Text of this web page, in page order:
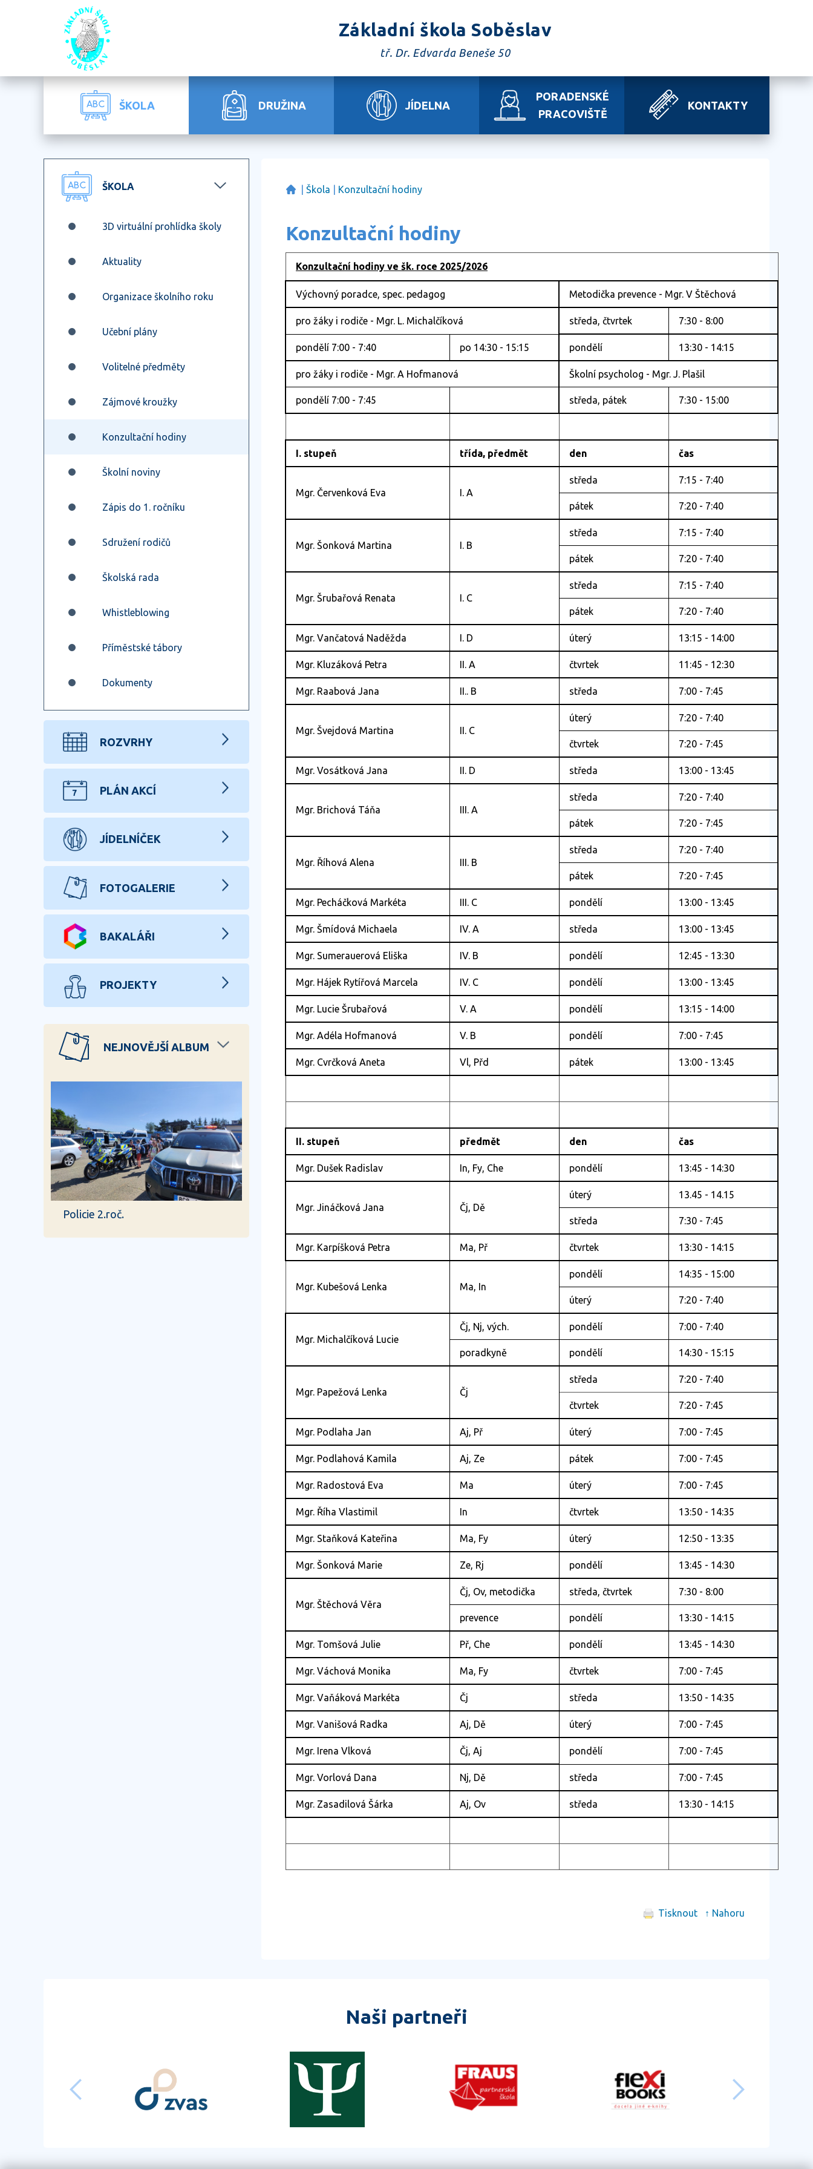
Základní škola Soběslav
tř. Dr. Edvarda Beneše 50
ŠKOLA DRUŽINA JÍDELNA
PORADENSKÉ
PRACOVIŠTĚ
KONTAKTY
Škola Konzultační hodiny
Konzultační hodiny
Konzultační hodiny ve šk. roce 2025/2026
Výchovný poradce, spec. pedagog Metodička prevence - Mgr. V Štěchová
pro žáky i rodiče - Mgr. L. Michalčíková středa, čtvrtek 7:30 - 8:00
pondělí 7:00 - 7:40 po 14:30 - 15:15 pondělí 13:30 - 14:15
pro žáky i rodiče - Mgr. A Hofmanová Školní psycholog - Mgr. J. Plašil
pondělí 7:00 - 7:45 středa, pátek 7:30 - 15:00
I. stupeň třída, předmět den čas
Mgr. Červenková Eva I. A
středa 7:15 - 7:40
pátek 7:20 - 7:40
Mgr. Šonková Martina I. B
středa 7:15 - 7:40
pátek 7:20 - 7:40
Mgr. Šrubařová Renata I. C
středa 7:15 - 7:40
pátek 7:20 - 7:40
Mgr. Vančatová Naděžda I. D úterý 13:15 - 14:00
Mgr. Kluzáková Petra II. A čtvrtek 11:45 - 12:30
Mgr. Raabová Jana II.. B středa 7:00 - 7:45
Mgr. Švejdová Martina II. C
úterý 7:20 - 7:40
čtvrtek 7:20 - 7:45
Mgr. Vosátková Jana II. D středa 13:00 - 13:45
Mgr. Brichová Táňa III. A
středa 7:20 - 7:40
pátek 7:20 - 7:45
Mgr. Říhová Alena III. B
středa 7:20 - 7:40
pátek 7:20 - 7:45
Mgr. Pecháčková Markéta III. C pondělí 13:00 - 13:45
Mgr. Šmídová Michaela IV. A středa 13:00 - 13:45
Mgr. Sumerauerová Eliška IV. B pondělí 12:45 - 13:30
Mgr. Hájek Rytířová Marcela IV. C pondělí 13:00 - 13:45
Mgr. Lucie Šrubařová V. A pondělí 13:15 - 14:00
Mgr. Adéla Hofmanová V. B pondělí 7:00 - 7:45
Mgr. Cvrčková Aneta Vl, Přd pátek 13:00 - 13:45
II. stupeň předmět den čas
Mgr. Dušek Radislav In, Fy, Che pondělí 13:45 - 14:30
Mgr. Jináčková Jana Čj, Dě
úterý 13.45 - 14.15
středa 7:30 - 7:45
Mgr. Karpíšková Petra Ma, Př čtvrtek 13:30 - 14:15
Mgr. Kubešová Lenka Ma, In
pondělí 14:35 - 15:00
úterý 7:20 - 7:40
Mgr. Michalčíková Lucie
Čj, Nj, vých. pondělí 7:00 - 7:40
poradkyně pondělí 14:30 - 15:15
Mgr. Papežová Lenka Čj
středa 7:20 - 7:40
čtvrtek 7:20 - 7:45
Mgr. Podlaha Jan Aj, Př úterý 7:00 - 7:45
Mgr. Podlahová Kamila Aj, Ze pátek 7:00 - 7:45
Mgr. Radostová Eva Ma úterý 7:00 - 7:45
Mgr. Říha Vlastimil In čtvrtek 13:50 - 14:35
Mgr. Staňková Kateřina Ma, Fy úterý 12:50 - 13:35
Mgr. Šonková Marie Ze, Rj pondělí 13:45 - 14:30
Mgr. Štěchová Věra
Čj, Ov, metodička středa, čtvrtek 7:30 - 8:00
prevence pondělí 13:30 - 14:15
Mgr. Tomšová Julie Př, Che pondělí 13:45 - 14:30
Mgr. Váchová Monika Ma, Fy čtvrtek 7:00 - 7:45
Mgr. Vaňáková Markéta Čj středa 13:50 - 14:35
Mgr. Vanišová Radka Aj, Dě úterý 7:00 - 7:45
Mgr. Irena Vlková Čj, Aj pondělí 7:00 - 7:45
Mgr. Vorlová Dana Nj, Dě středa 7:00 - 7:45
Mgr. Zasadilová Šárka Aj, Ov středa 13:30 - 14:15
Tisknout ↑ Nahoru
ŠKOLA
3D virtuální prohlídka školy
Aktuality
Organizace školního roku
Učební plány
Volitelné předměty
Zájmové kroužky
Konzultační hodiny
Školní noviny
Zápis do 1. ročníku
Sdružení rodičů
Školská rada
Whistleblowing
Příměstské tábory
Dokumenty
ROZVRHY
PLÁN AKCÍ
JÍDELNÍČEK
FOTOGALERIE
BAKALÁŘI
PROJEKTY
NEJNOVĚJŠÍ ALBUM
Policie 2.roč.
Naši partneři